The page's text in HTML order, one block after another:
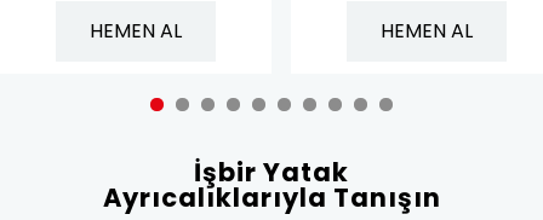
HEMEN AL HEMEN AL
İşbir Yatak
Ayrıcalıklarıyla Tanışın